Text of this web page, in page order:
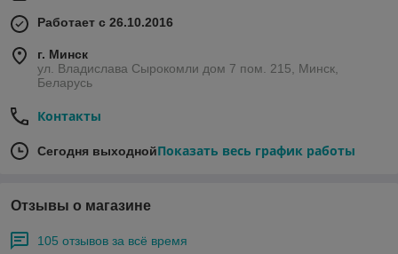
Работает с 26.10.2016
г. Минск
ул. Владислава Сырокомли дом 7 пом. 215, Минск,
Беларусь
Контакты
Сегодня выходнойПоказать весь график работы
Отзывы о магазине
105 отзывов за всё время